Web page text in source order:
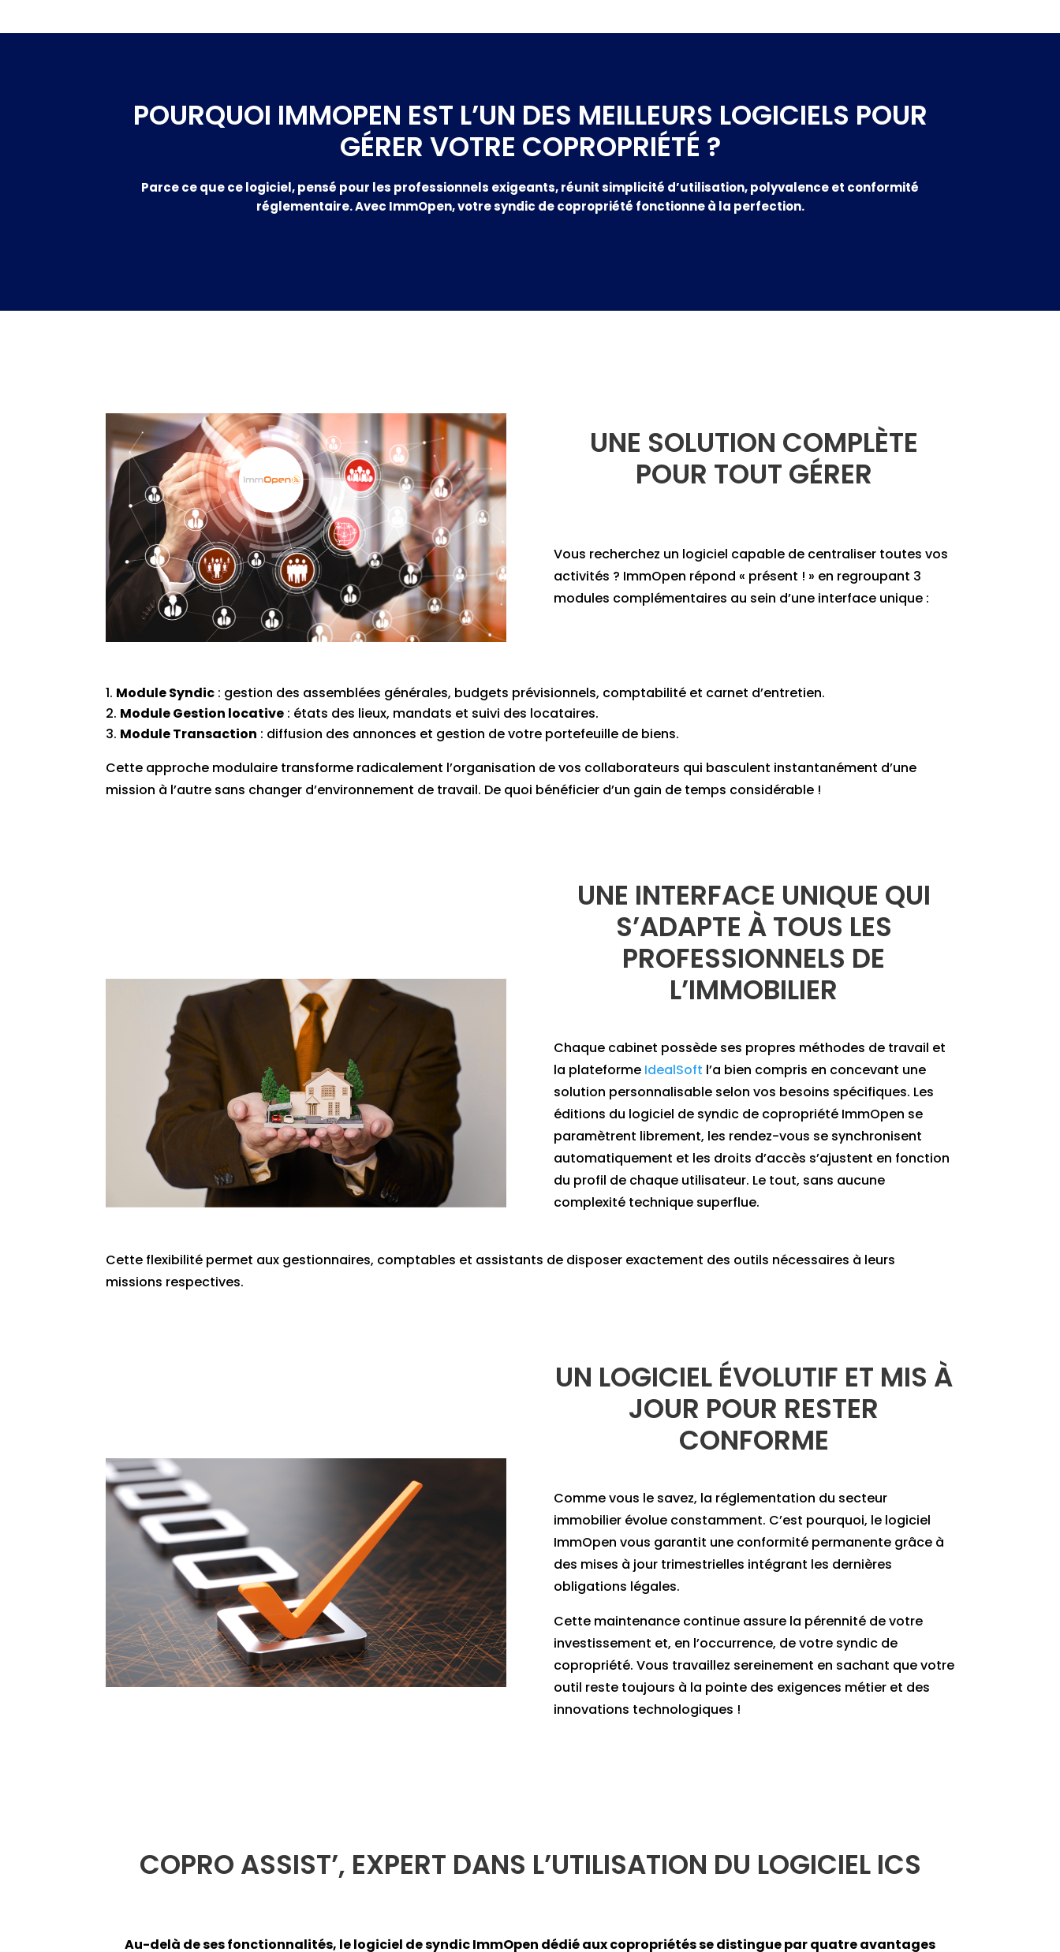
POURQUOI IMMOPEN EST L’UN DES MEILLEURS LOGICIELS POUR
GÉRER VOTRE COPROPRIÉTÉ ?
Parce ce que ce logiciel, pensé pour les professionnels exigeants, réunit simplicité d’utilisation, polyvalence et conformité
réglementaire. Avec ImmOpen, votre syndic de copropriété fonctionne à la perfection.
UNE SOLUTION COMPLÈTE
POUR TOUT GÉRER
Vous recherchez un logiciel capable de centraliser toutes vos
activités ? ImmOpen répond « présent ! » en regroupant 3
modules complémentaires au sein d’une interface unique :
Module Syndic : gestion des assemblées générales, budgets prévisionnels, comptabilité et carnet d’entretien.
Module Gestion locative : états des lieux, mandats et suivi des locataires.
Module Transaction : diffusion des annonces et gestion de votre portefeuille de biens.
Cette approche modulaire transforme radicalement l’organisation de vos collaborateurs qui basculent instantanément d’une
mission à l’autre sans changer d’environnement de travail. De quoi bénéficier d’un gain de temps considérable !
UNE INTERFACE UNIQUE QUI
S’ADAPTE À TOUS LES
PROFESSIONNELS DE
L’IMMOBILIER
Chaque cabinet possède ses propres méthodes de travail et
la plateforme IdealSoft l’a bien compris en concevant une
solution personnalisable selon vos besoins spécifiques. Les
éditions du logiciel de syndic de copropriété ImmOpen se
paramètrent librement, les rendez-vous se synchronisent
automatiquement et les droits d’accès s’ajustent en fonction
du profil de chaque utilisateur. Le tout, sans aucune
complexité technique superflue.
Cette flexibilité permet aux gestionnaires, comptables et assistants de disposer exactement des outils nécessaires à leurs
missions respectives.
UN LOGICIEL ÉVOLUTIF ET MIS À
JOUR POUR RESTER
CONFORME
Comme vous le savez, la réglementation du secteur
immobilier évolue constamment. C’est pourquoi, le logiciel
ImmOpen vous garantit une conformité permanente grâce à
des mises à jour trimestrielles intégrant les dernières
obligations légales.
Cette maintenance continue assure la pérennité de votre
investissement et, en l’occurrence, de votre syndic de
copropriété. Vous travaillez sereinement en sachant que votre
outil reste toujours à la pointe des exigences métier et des
innovations technologiques !
COPRO ASSIST’, EXPERT DANS L’UTILISATION DU LOGICIEL ICS
Au-delà de ses fonctionnalités, le logiciel de syndic ImmOpen dédié aux copropriétés se distingue par quatre avantages